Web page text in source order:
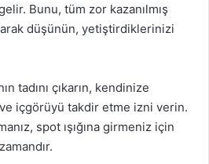
Bunu, tüm zor kazanılmış
düşünün, yetiştirdiklerinizi
tadını çıkarın, kendinize
ve içgörüyü takdir etme izni verin.
spot ışığına girmeniz için